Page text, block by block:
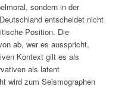
sondern in der
entscheidet nicht
Position. Die
ab, wer es ausspricht,
Kontext gilt es als
als latent
wird zum Seismographen